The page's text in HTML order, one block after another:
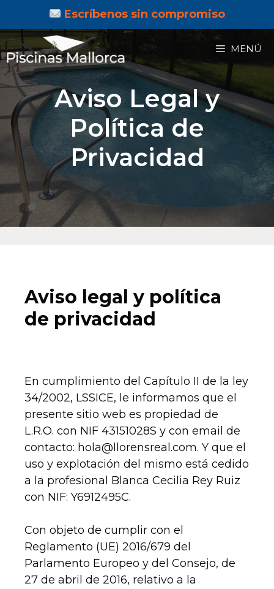
Escríbenos sin compromiso
MENÚ
Aviso Legal y
Política de
Privacidad
Aviso legal y política
de privacidad
En cumplimiento del Capítulo II de la ley
34/2002, LSSICE, le informamos que el
presente sitio web es propiedad de
L.R.O. con NIF 43151028S y con email de
contacto: hola@llorensreal.com. Y que el
uso y explotación del mismo está cedido
a la profesional Blanca Cecilia Rey Ruiz
con NIF: Y6912495C.
Con objeto de cumplir con el
Reglamento (UE) 2016/679 del
Parlamento Europeo y del Consejo, de
27 de abril de 2016, relativo a la